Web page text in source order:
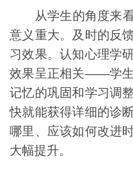
从学生的角度来看
意义重大。及时的反
习效果。认知心理学
效果呈正相关——学生
记忆的巩固和学习调
快就能获得详细的诊
哪里、应该如何改进
大幅提升。